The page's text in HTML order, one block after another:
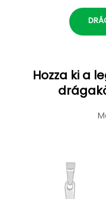
Hozza ki a